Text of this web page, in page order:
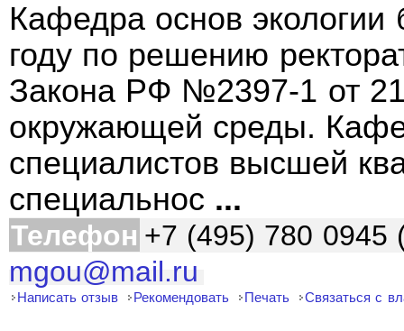
Кафедра основ экологии
году по решению
Закона РФ №2397-1 от
окружающей среды.
специалистов высшей
специальнос ...
Телефон +7 (495) 780 0945
mgou@mail.ru
Написать отзыв Рекомендовать Печать Связаться с